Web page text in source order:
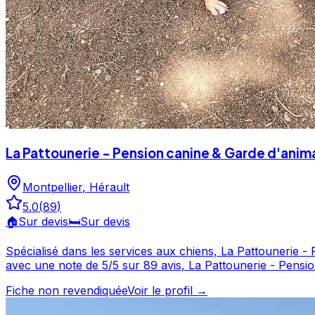
La Pattounerie - Pension canine & Garde
Montpellier, Hérault
5.0(89)
🏠Sur devis🛏️Sur devis
Spécialisé dans les services aux chiens, La Pattounerie - Pension
avec une note de 5/5 sur 89 avis, La Pattounerie - Pension
Montpellier. Noté 5/5 ⭐⭐⭐⭐⭐ sur Google Maps avec 89
Fiche non revendiquéeVoir le profil →